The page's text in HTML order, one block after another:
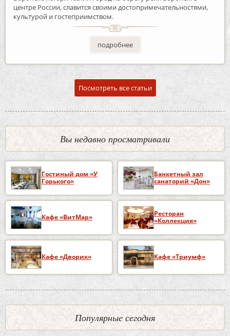
центре России, славится своими достопримечательностями,
культурой и гостеприимством.
подробнее
Посмотреть все статьи
Вы недавно просматривали
Гостиный дом «У
Горького»
Банкетный зал
санаторий «Дон»
Кафе «ВитМар»
Ресторан
«Коллекция»
Кафе «Дворик» Кафе «Триумф»
Популярные сегодня